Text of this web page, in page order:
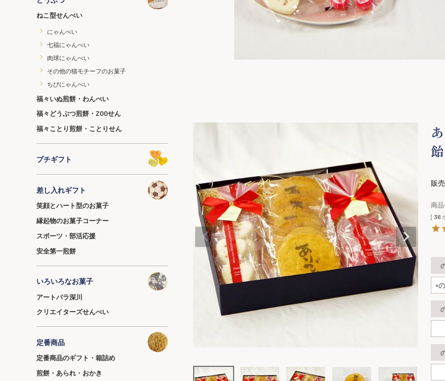
ねこ型せんべい
にゃんべい
七福にゃんべい
肉球にゃんべい
その他の猫モチーフのお菓子
ちびにゃんべい
福々いぬ煎餅・わんべい
福々どうぶつ煎餅・ZOOせん
福々ことり煎餅・ことりせん
プチギフト
差し入れギフト
笑顔とハート型のお菓子
縁起物のお菓子コーナー
スポーツ・部活応援
安全第一煎餅
いろいろなお菓子
アートパラ深川
クリエイターズせんべい
定番商品
定番商品のギフト・箱詰め
煎餅・あられ・おかき
販
商
[ 36